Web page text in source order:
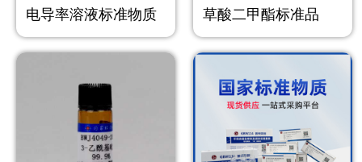
电导率溶液标准物质 草酸二甲酯标准品
联系我们
返回主页